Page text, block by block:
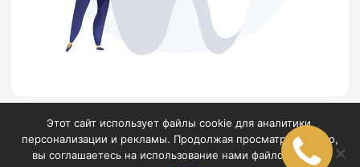
Новейшие технологии в
стоматологии: от лазера до
Этот сайт использует файлы cookie для аналитики,
персонализации и рекламы. Продолжая просматривать его,
вы соглашаетесь на использование нами файлов cookie.